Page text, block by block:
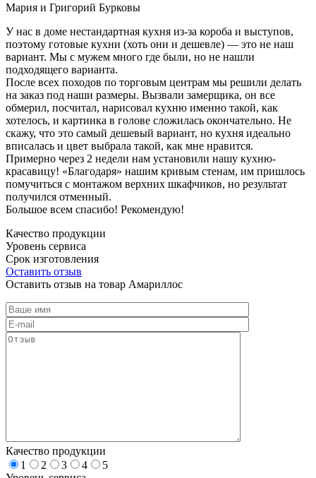
Мария и Григорий Бурковы
У нас в доме нестандартная кухня из-за короба и выступов,
поэтому готовые кухни (хоть они и дешевле) — это не наш
вариант. Мы с мужем много где были, но не нашли
подходящего варианта.
После всех походов по торговым центрам мы решили делать
на заказ под наши размеры. Вызвали замерщика, он все
обмерил, посчитал, нарисовал кухню именно такой, как
хотелось, и картинка в голове сложилась окончательно. Не
скажу, что это самый дешевый вариант, но кухня идеально
вписалась и цвет выбрала такой, как мне нравится.
Примерно через 2 недели нам установили нашу кухню-
красавицу! «Благодаря» нашим кривым стенам, им пришлось
помучиться с монтажом верхних шкафчиков, но результат
получился отменный.
Большое всем спасибо! Рекомендую!
Качество продукции
Уровень сервиса
Срок изготовления
Оставить отзыв
Оставить отзыв на товар Амариллос
Качество продукции
1
2 3 4
5